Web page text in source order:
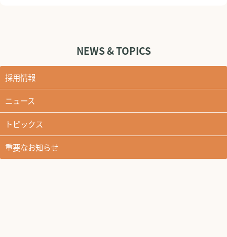
NEWS & TOPICS
採用情報
ニュース
トピックス
重要なお知らせ